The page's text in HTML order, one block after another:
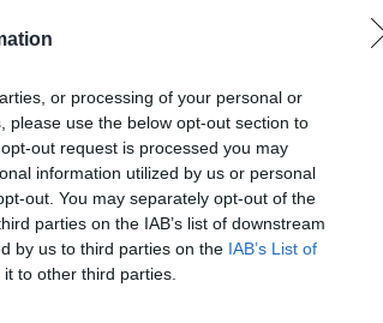
or processing of your personal or
please use the below opt-out section to
out request is processed you may
information utilized by us or personal
out. You may separately opt-out of the
parties on the IAB’s list of downstream
by us to third parties on the IAB’s List of
to other third parties.
salarakas teki
entinen assistentti Rebecca
esille yli